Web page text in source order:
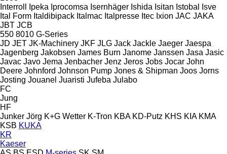
Interroll
Ipeka Iprocomsa Isernhäger Ishida Isitan Istobal
Isve
Ital Form Italdibipack Italmac Italpresse Itec Ixion JAC JAKA
JBT JCB
550 8010 G-Series
JD JET JK-Machinery JKF JLG Jack Jackle Jaeger Jaespa
Jagenberg Jakobsen James Burn Janome Janssen Jasa Jasic
Javac Javo Jema Jenbacher Jenz Jeros Jobs Jocar John
Deere Johnford Johnson Pump Jones & Shipman Joos Jorns
Josting Jouanel Juaristi Jufeba Julabo
FC
Jung
HF
Junker Jörg K+G Wetter K-Tron KBA KD-Putz KHS KIA KMA
KSB KUKA
KR
Kaeser